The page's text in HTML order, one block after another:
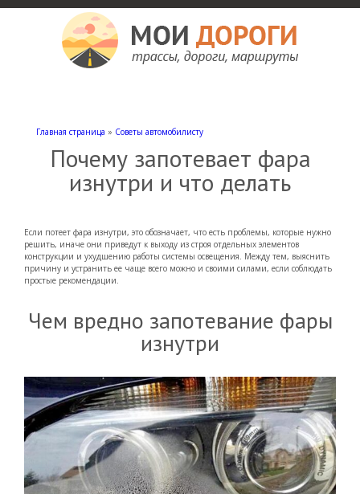
Главная страница » Советы автомобилисту
Почему запотевает фара
изнутри и что делать
Если потеет фара изнутри, это обозначает, что есть проблемы, которые нужно
решить, иначе они приведут к выходу из строя отдельных элементов
конструкции и ухудшению работы системы освещения. Между тем, выяснить
причину и устранить ее чаще всего можно и своими силами, если соблюдать
простые рекомендации.
Чем вредно запотевание фары
изнутри